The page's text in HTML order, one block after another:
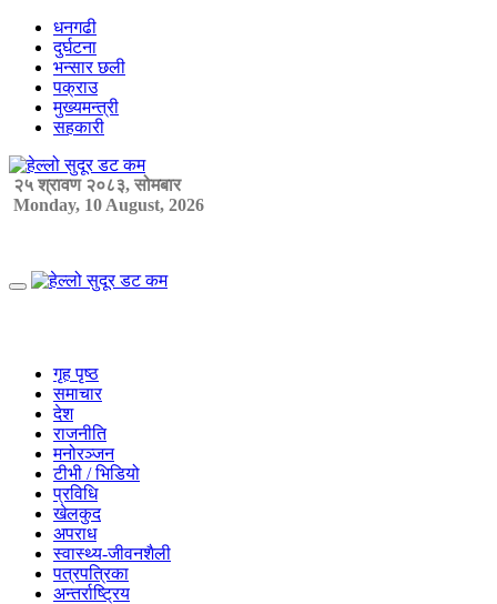
Skip
content
धनगढी
दुर्घटना
भन्सार छली
पक्राउ
मुख्यमन्त्री
सहकारी
२५ श्रावण २०८३, सोमबार
Monday, 10 August, 2026
Primary
गृह पृष्ठ
समाचार
देश
राजनीति
मनोरञ्जन
टीभी / भिडियो
प्रविधि
खेलकुद
अपराध
स्वास्थ्य-जीवनशैली
पत्रपत्रिका
अन्तर्राष्ट्रिय